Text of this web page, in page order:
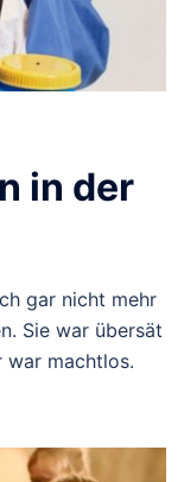
in der
gar nicht mehr
Sie war übersät
war machtlos.